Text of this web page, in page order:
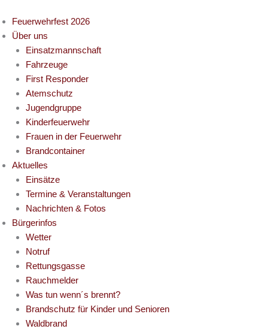
Inhalt
springen
Feuerwehrfest 2026
Über uns
Einsatzmannschaft
Fahrzeuge
First Responder
Atemschutz
Jugendgruppe
Kinderfeuerwehr
Frauen in der Feuerwehr
Brandcontainer
Aktuelles
Einsätze
Termine & Veranstaltungen
Nachrichten & Fotos
Bürgerinfos
Wetter
Notruf
Rettungsgasse
Rauchmelder
Was tun wenn´s brennt?
Brandschutz für Kinder und Senioren
Waldbrand